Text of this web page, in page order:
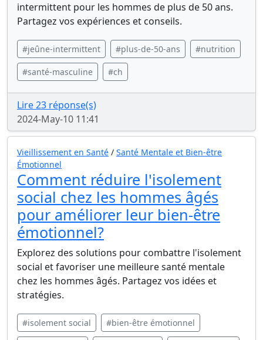
intermittent pour les hommes de plus de 50 ans.
Partagez vos expériences et conseils.
#jeûne-intermittent #plus-de-50-ans #nutrition
#santé-masculine #ch
Lire 23 réponse(s)
2024-May-10 11:41
Vieillissement en Santé / Santé Mentale et Bien-être
Émotionnel
Comment réduire l'isolement
social chez les hommes âgés
pour améliorer leur bien-être
émotionnel?
Explorez des solutions pour combattre l'isolement
social et favoriser une meilleure santé mentale
chez les hommes âgés. Partagez vos idées et
stratégies.
#isolement social #bien-être émotionnel